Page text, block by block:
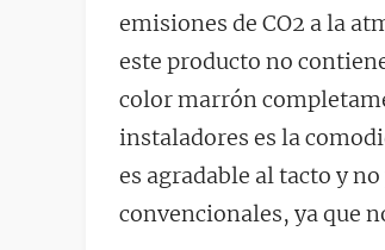
emisiones de CO2 a la
este producto no
color marrón
instaladores es la
es agradable al tacto y
convencionales, ya que